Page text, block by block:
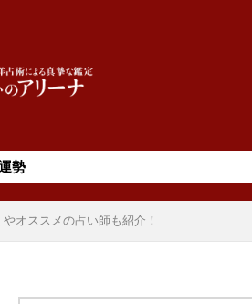
勢
オススメの占い師も紹介！